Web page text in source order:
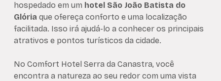
hospedado em um hotel São João Batista do
Glória que ofereça conforto e uma localização
facilitada. Isso irá ajudá-lo a conhecer os principais
atrativos e pontos turísticos da cidade.
No Comfort Hotel Serra da Canastra, você
encontra a natureza ao seu redor com uma vista